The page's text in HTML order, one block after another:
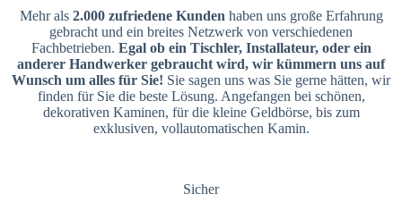
Mehr als 2.000 zufriedene Kunden haben uns große Erfahrung
gebracht und ein breites Netzwerk von verschiedenen
Fachbetrieben. Egal ob ein Tischler, Installateur, oder ein
anderer Handwerker gebraucht wird, wir kümmern uns auf
Wunsch um alles für Sie! Sie sagen uns was Sie gerne hätten, wir
finden für Sie die beste Lösung. Angefangen bei schönen,
dekorativen Kaminen, für die kleine Geldbörse, bis zum
exklusiven, vollautomatischen Kamin.
Sicher